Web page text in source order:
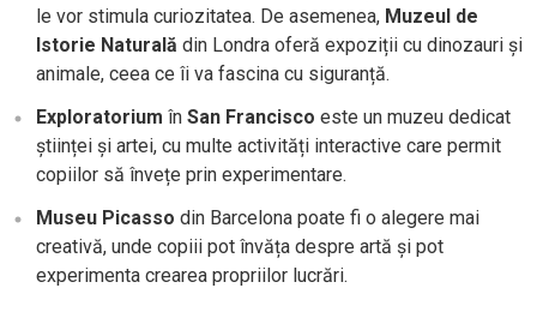
le vor stimula curiozitatea. De asemenea, Muzeul de
Istorie Naturală din Londra oferă expoziții cu dinozauri și
animale, ceea ce îi va fascina cu siguranță.
Exploratorium în San Francisco este un muzeu dedicat
științei și artei, cu multe activități interactive care permit
copiilor să învețe prin experimentare.
Museu Picasso din Barcelona poate fi o alegere mai
creativă, unde copiii pot învăța despre artă și pot
experimenta crearea propriilor lucrări.